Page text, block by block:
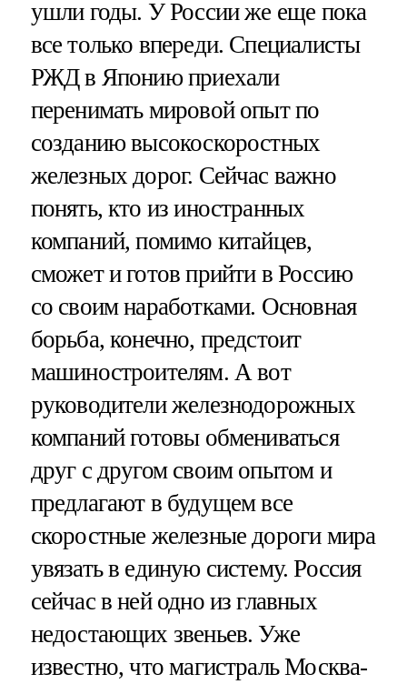
ушли годы. У России же еще пока
все только впереди. Специалисты
РЖД в Японию приехали
перенимать мировой опыт по
созданию высокоскоростных
железных дорог. Сейчас важно
понять, кто из иностранных
компаний, помимо китайцев,
сможет и готов прийти в Россию
со своим наработками. Основная
борьба, конечно, предстоит
машиностроителям. А вот
руководители железнодорожных
компаний готовы обмениваться
друг с другом своим опытом и
предлагают в будущем все
скоростные железные дороги мира
увязать в единую систему. Россия
сейчас в ней одно из главных
недостающих звеньев. Уже
известно, что магистраль Москва-